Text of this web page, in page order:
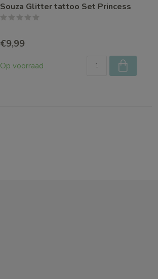
Souza Glitter tattoo Set Princess
€9,99
Op voorraad